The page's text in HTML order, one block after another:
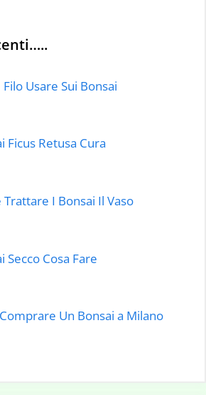
Usare Sui Bonsai
Ficus Retusa Cura
Trattare I Bonsai Il Vaso
Secco Cosa Fare
Un Bonsai a Milano